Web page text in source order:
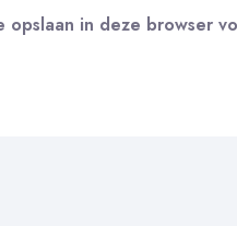
opslaan in deze browser